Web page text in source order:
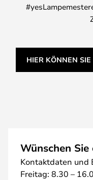
HIER KÖNNEN
Wünschen
Kontaktdaten und
Freitag: 8.30 –